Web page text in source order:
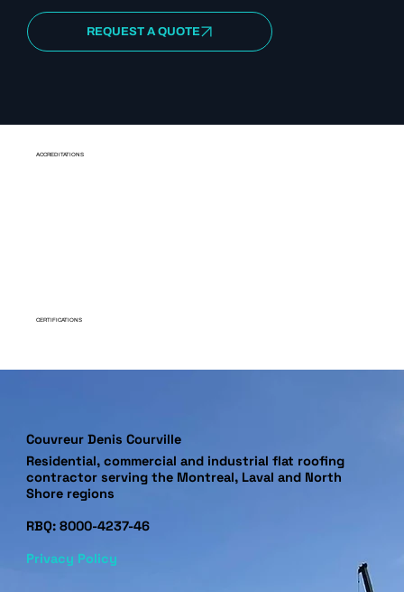
REQUEST A QUOTE
ACCREDITATIONS
CERTIFICATIONS
Couvreur Denis Courville
Residential, commercial and industrial flat roofing
contractor serving the Montreal, Laval and North
Shore regions
RBQ: 8000-4237-46
Privacy Policy